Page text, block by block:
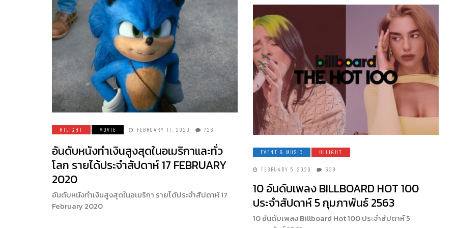
HILIGHT MOVIE FEBRUARY 17, 2020 726
อันดับหนังทำเงินสูงสุดในอเมริกาและทั่ว
โลก รายได้ประจำสัปดาห์ 17 FEBRUARY
2020
อันดับหนังทำเงินสูงสุดในอเมริกา รายได้ประจำสัปดาห์ 17
February 2020
EVENT & MUSIC HILIGHT
FEBRUARY 5, 2020 639
10 อันดับเพลง BILLBOARD HOT 100
ประจำสัปดาห์ 5 กุมภาพันธ์ 2563
10 อันดับเพลง Billboard Hot 100 ประจำสัปดาห์ 5